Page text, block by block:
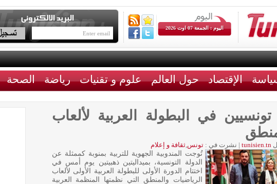
اليوم : الجمعة 07 اوت 2026
الإقتصاد حول العالم علوم و تقنيات رياضة الصحة
تونسيين في البطولة العربية لألعاب
tunisien.tn
| نشرت في :تونس,ثقافة و إعلام
تُوجت المندوبية الجهوية للتربية بمنوبة كممثلة عن
الدولة التونسية، بميداليتين ذهبيتين يوم أمس في
اختتام الدورة الأولى للبطولة العربية الأولى لألعاب
الرياضيات والمنطق التي نظمتها المنظمة العربية